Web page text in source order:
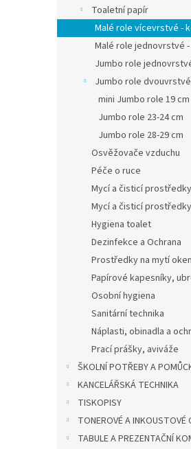
Toaletní papír
Malé role vícevrstvé -
Malé role jednovrstvé
Jumbo role
Jumbo role dvouvrstvé
mini Jumbo role 19 cm
Jumbo role 23-24 cm
Jumbo role 28-29 cm
Osvěžovače vzduchu
Péče o ruce
Mycí a čisticí prostředky
Mycí a čisticí
Hygiena toalet
Dezinfekce a Ochrana
Prostředky na mytí
Papírové kapesníky,
Osobní hygiena
Sanitární technika
Náplasti, obinadla a
Prací prášky, aviváže
ŠKOLNÍ POTŘEBY A
KANCELÁŘSKÁ TECHNIKA
TISKOPISY
TONEROVÉ A INKOUSTOVÉ
TABULE A PREZENTAČNÍ